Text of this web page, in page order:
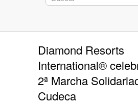
Diamond Resorts
International®
2ª Marcha
Cudeca